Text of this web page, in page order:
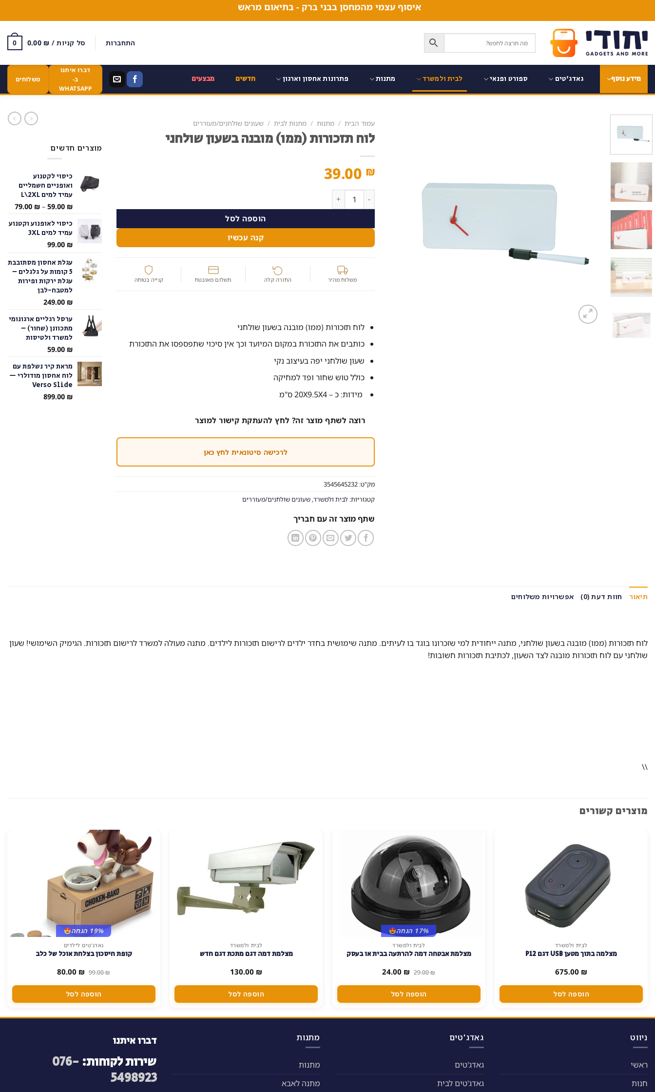
content
איסוף עצמי מהמחסן בבני ברק - בתיאום מראש
התחברות סל קניות / 0.00 ₪
0
מידע נוסף גאדג'טים ספורט ופנאי לבית ולמשרד מתנות פתרונות אחסון וארגון חדשים מבצעים
דברו איתנו
ב-
WHATSAPP
משלוחים
עמוד הבית / מתנות / מתנות לבית / שעונים שולחנים/מעוררים
לוח תזכורות (ממו) מובנה בשעון שולחני
39.00 ₪
כמות של לוח תזכורות (ממו) מובנה בשעון שולחני
הוספה לסל
קנה עכשיו
משלוח מהיר החזרה קלה תשלום מאובטח קנייה בטוחה
לוח תזכורות (ממו) מובנה בשעון שולחני
כותבים את התזכורת במקום המיועד וכך אין סיכוי שתפספסו את התזכורת
שעון שולחני יפה בעיצוב נקי
כולל טוש שחור ופד למחיקה
מידות: כ – 20X9.5X4 ס"מ
רוצה לשתף מוצר זה? לחץ להעתקת קישור למוצר
לרכישה סיטונאית לחץ כאן
מק"ט: 3545645232
קטגוריות: לבית ולמשרד, שעונים שולחנים/מעוררים
שתף מוצר זה עם חבריך
מוצרים חדשים
כיסוי לקטנוע
ואופניים חשמליים
עמיד למים L\2XL
59.00 ₪
–
79.00 ₪
טווח
כיסוי לאופנוע וקטנוע
עמיד למים 3XL
99.00 ₪
עגלת אחסון מסתובבת
5 קומות על גלגלים –
עגלת ירקות ופירות
למטבח-לבן
249.00 ₪
ערסל רגליים ארגונומי
מתכוונן (שחור) –
למשרד ולטיסות
59.00 ₪
מראת קיר נשלפת עם
לוח אחסון מודולרי —
Verso Slide
899.00 ₪
תיאור חוות דעת (0) אפשרויות משלוחים
לוח תזכורות (ממו) מובנה בשעון שולחני, מתנה ייחודית למי שזכרונו בוגד בו לעיתים. מתנה שימושית בחדר ילדים לרישום תזכורות לילדים. מתנה מעולה למשרד לרישום תזכורות. הגימיק השימושי! שעון
שולחני עם לוח תזכורות מובנה לצד השעון, לכתיבת תזכורות חשובות!
\\
מוצרים קשורים
לבית ולמשרד
מצלמה בתוך מטען USB דגם P12
675.00 ₪
הוספה לסל
17% הנחה
לבית ולמשרד
מצלמת אבטחה דמה להרתעה בבית או בעסק
29.00₪ המחיר
המקורי
היה:
29.00 ₪.
24.00 ₪ המחיר
הוא:
הוספה לסל
לבית ולמשרד
מצלמת דמה דגם מתכת דגם חדש
130.00 ₪
הוספה לסל
19% הנחה
גאדג'טים לילדים
קופת חיסכון בצלחת אוכל של כלב
99.00₪ המחיר
המקורי
היה:
99.00 ₪.
80.00 ₪ המחיר
הוא:
הוספה לסל
ניווט
ראשי
חנות
גאדג'טים
גאדג'טים
גאדג'טים לבית
מתנות
מתנות
מתנה לאבא
דברו איתנו
שירות לקוחות: 076-
5498923